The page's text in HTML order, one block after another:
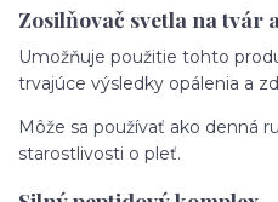
Zosilňovač svetla na tvár
Umožňuje použitie tohto
trvajúce výsledky opálenia a
Môže sa používať ako denná
starostlivosti o pleť.